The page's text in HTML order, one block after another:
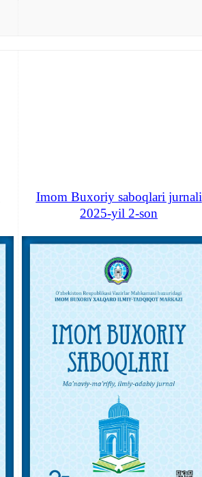
Imom Buxoriy saboqlari jurnali
2025-yil 2-son